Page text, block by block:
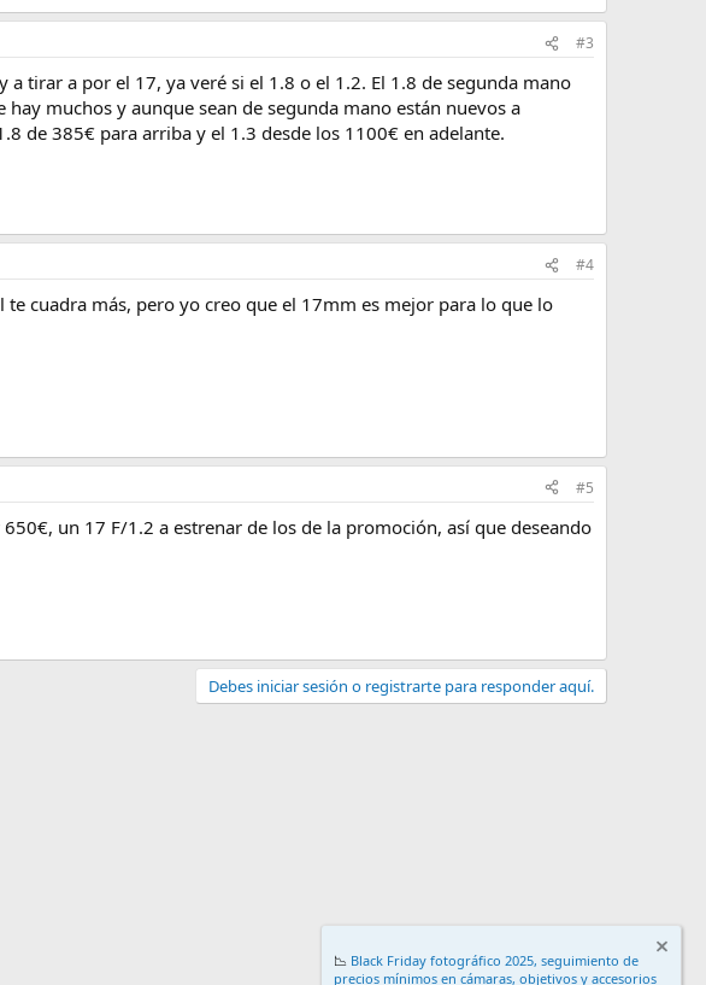
#3
tirar a por el 17, ya veré si el 1.8 o el 1.2. El 1.8 de segunda mano
muchos y aunque sean de segunda mano están nuevos a
de 385€ para arriba y el 1.3 desde los 1100€ en adelante.
#4
cuadra más, pero yo creo que el 17mm es mejor para lo que lo
#5
un 17 F/1.2 a estrenar de los de la promoción, así que deseando
Debes iniciar sesión o registrarte para responder aquí.
📉 Black Friday fotográfico 2025, seguimiento de
precios mínimos en cámaras, objetivos y accesorios